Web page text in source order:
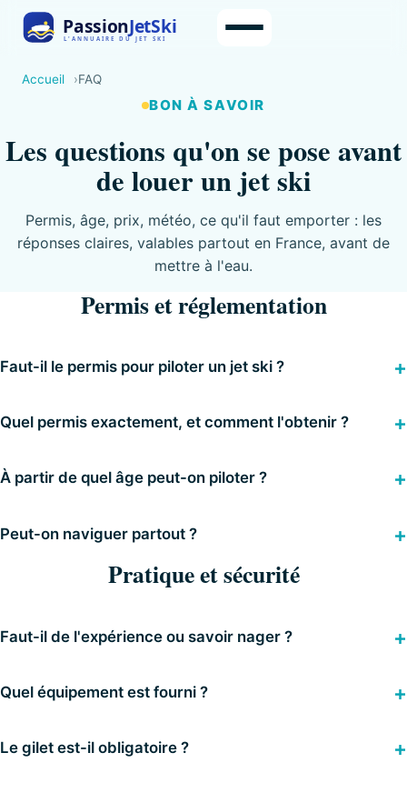
Accueil FAQ
BON À SAVOIR
Les questions qu'on se pose avant
de louer un jet ski
Permis, âge, prix, météo, ce qu'il faut emporter : les
réponses claires, valables partout en France, avant de
mettre à l'eau.
Permis et réglementation
Faut-il le permis pour piloter un jet ski ?
Quel permis exactement, et comment l'obtenir ?
À partir de quel âge peut-on piloter ?
Peut-on naviguer partout ?
Pratique et sécurité
Faut-il de l'expérience ou savoir nager ?
Quel équipement est fourni ?
Le gilet est-il obligatoire ?